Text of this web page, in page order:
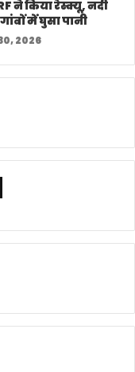
ने किया रेस्क्यू, नदी
में घुसा पानी
2026